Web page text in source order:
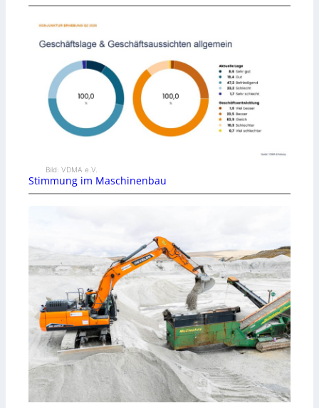
Bild: VDMA e.V.
Stimmung im Maschinenbau